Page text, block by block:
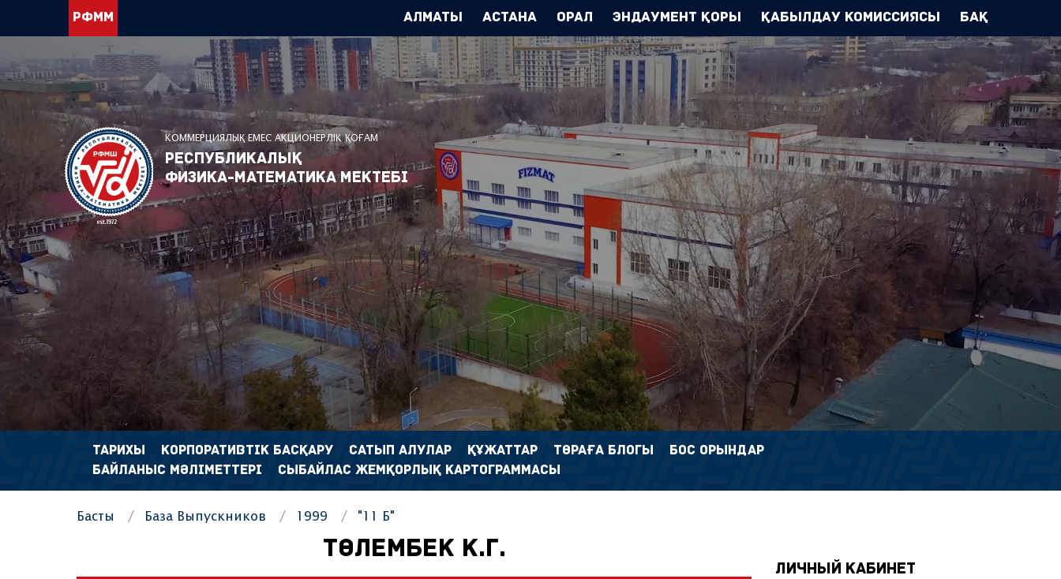
РФММ Алматы Астана Орал Эндаумент Қоры Қабылдау комиссиясы БАҚ
КОММЕРЦИЯЛЫҚ ЕМЕС АКЦИОНЕРЛІК ҚОҒАМ
Республикалық
физика-математика мектебі
ТАРИХЫ КОРПОРАТИВТІК БАСҚАРУ САТЫП АЛУЛАР ҚҰЖАТТАР ТӨРАҒА БЛОГЫ
БОС ОРЫНДАР
БАЙЛАНЫС МӘЛІМЕТТЕРІ
СЫБАЙЛАС ЖЕМҚОРЛЫҚ КАРТОГРАММАСЫ
Басты База Выпускников 1999 "11 Б"
ТӨЛЕМБЕК К.Г.
Личный кабинет